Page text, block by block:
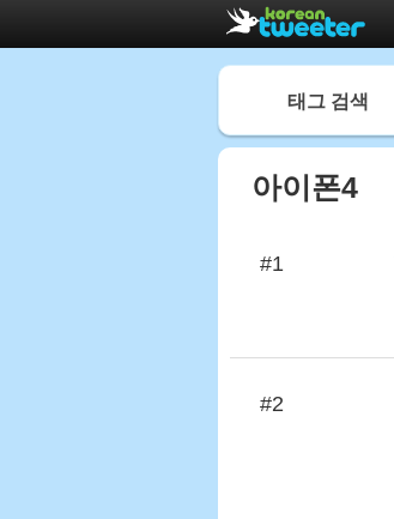
태그 검색
아이폰4
#1
#2